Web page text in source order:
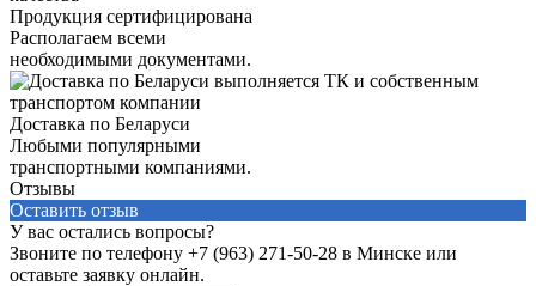
Продукция сертифицирована
Располагаем всеми
необходимыми документами.
Доставка по Беларуси
Любыми популярными
транспортными компаниями.
Отзывы
Оставить отзыв
У вас остались вопросы?
Звоните по телефону +7 (963) 271-50-28 в Минске или
оставьте заявку онлайн.